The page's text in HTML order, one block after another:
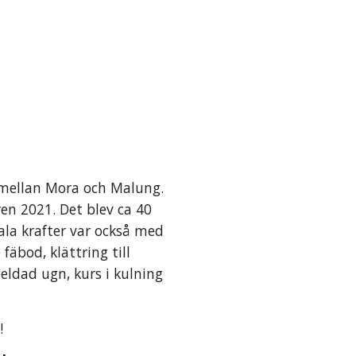
Mora och Malung.
2021. Det blev ca 40
krafter var också med
fäbod, klättring till
ugn, kurs i kulning